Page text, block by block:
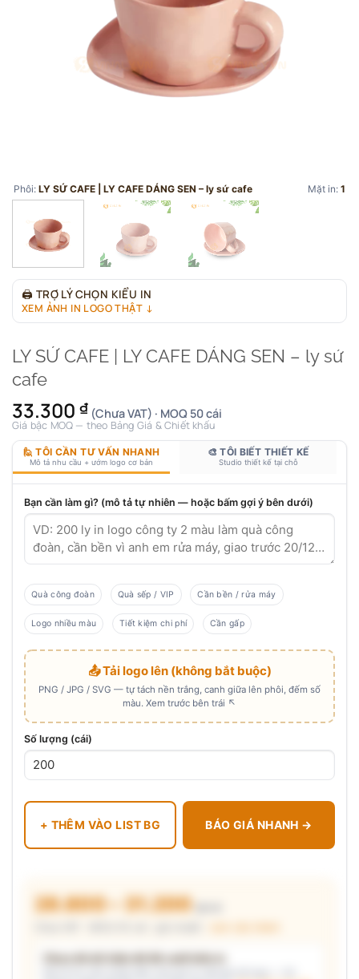
Phôi: LY SỨ CAFE | LY CAFE DÁNG SEN – ly sứ cafe Mặt in: 1
🖨 TRỢ LÝ CHỌN KIỂU IN
XEM ẢNH IN LOGO THẬT ↓
LY SỨ CAFE | LY CAFE DÁNG SEN – ly sứ
cafe
33.300 ₫ (Chưa VAT) · MOQ 50 cái
Giá bậc MOQ — theo Bảng Giá & Chiết khấu
🙋 TÔI CẦN TƯ VẤN NHANH
Mô tả nhu cầu + ướm logo cơ bản
🎨 TÔI BIẾT THIẾT KẾ
Studio thiết kế tại chỗ
Bạn cần làm gì? (mô tả tự nhiên — hoặc bấm gợi ý bên dưới)
Quà công đoàn Quà sếp / VIP Cần bền / rửa máy
Logo nhiều màu Tiết kiệm chi phí Cần gấp
📤 Tải logo lên (không bắt buộc)
PNG / JPG / SVG — tự tách nền trắng, canh giữa lên phôi, đếm số
màu. Xem trước bên trái ↖
Số lượng (cái)
+ THÊM VÀO LIST BG BÁO GIÁ NHANH →
28.800 – 31.200